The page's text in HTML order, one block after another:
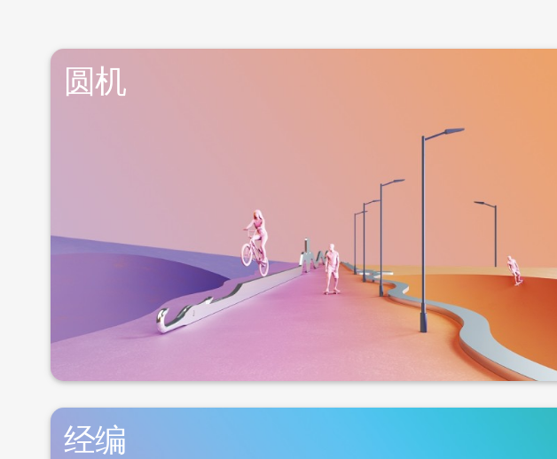
圆机
圆机
从内衣、衬衫到高品质运动服，圆机技术由于其多样性的特点而特别适合制造时
圆机织物有许多优点：有弹性、无缝、生产成本低、几乎使用于任何领域。这一
高度灵活性使这类织物在服装业中特别受欢迎。服装制造是圆机最大的应用领
域。不同的编织方式和机号能够生产出图案繁多、功能各异的布料。
经编